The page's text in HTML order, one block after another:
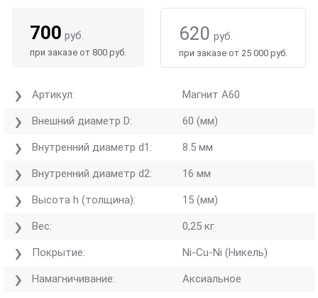
700 руб.
при заказе от 800 руб.
620 руб.
при заказе от 25 000 руб.
Артикул: Магнит А60
Внешний диаметр D: 60 (мм)
Внутренний диаметр d1: 8.5 мм
Внутренний диаметр d2: 16 мм
Высота h (толщина): 15 (мм)
Вес: 0,25 кг
Покрытие: Ni-Cu-Ni (Никель)
Намагничивание: Аксиальное